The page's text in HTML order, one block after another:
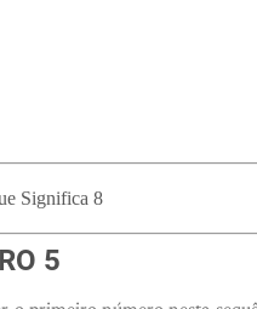
Significa 8
5